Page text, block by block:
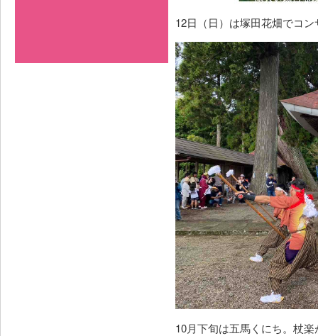
12日（日）は塚田花畑でコ
10月下旬は五馬くにち。杖